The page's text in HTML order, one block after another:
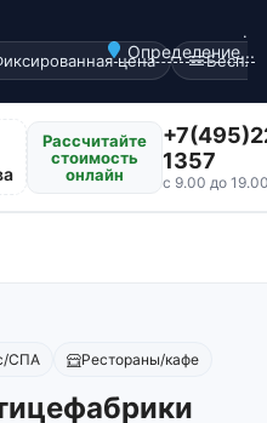
Определение...
.
цена
Рассчитайте
стоимость
онлайн
1357
с 9.00 до
СПА Рестораны/кафе